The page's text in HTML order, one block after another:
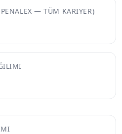
— TÜM KARIYER)